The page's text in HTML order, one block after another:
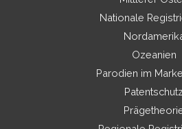
Nationale
Ozeanien
Parodien im
Patentschutz